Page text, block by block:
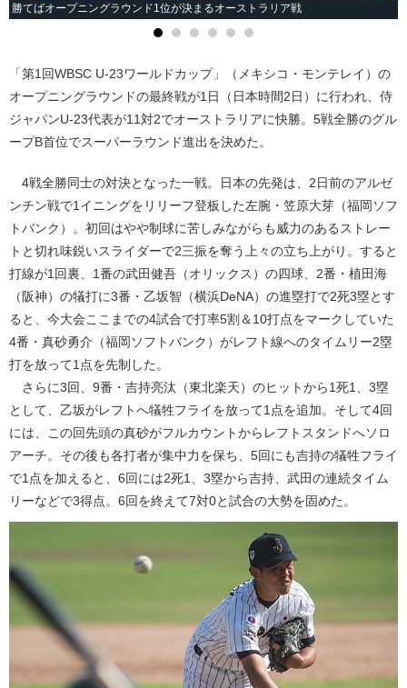
勝てばオープニングラウンド1位が決まるオーストラリア戦
「第1回WBSC U-23ワールドカップ」（メキシコ・モンテレイ）の
オープニングラウンドの最終戦が1日（日本時間2日）に行われ、侍
ジャパンU-23代表が11対2でオーストラリアに快勝。5戦全勝のグル
ープB首位でスーパーラウンド進出を決めた。
4戦全勝同士の対決となった一戦。日本の先発は、2日前のアルゼ
ンチン戦で1イニングをリリーフ登板した左腕・笠原大芽（福岡ソフ
トバンク）。初回はやや制球に苦しみながらも威力のあるストレー
トと切れ味鋭いスライダーで2三振を奪う上々の立ち上がり。すると
打線が1回裏、1番の武田健吾（オリックス）の四球、2番・植田海
（阪神）の犠打に3番・乙坂智（横浜DeNA）の進塁打で2死3塁とす
ると、今大会ここまでの4試合で打率5割＆10打点をマークしていた
4番・真砂勇介（福岡ソフトバンク）がレフト線へのタイムリー2塁
打を放って1点を先制した。
さらに3回、9番・吉持亮汰（東北楽天）のヒットから1死1、3塁
として、乙坂がレフトへ犠牲フライを放って1点を追加。そして4回
には、この回先頭の真砂がフルカウントからレフトスタンドへソロ
アーチ。その後も各打者が集中力を保ち、5回にも吉持の犠牲フライ
で1点を加えると、6回には2死1、3塁から吉持、武田の連続タイム
リーなどで3得点。6回を終えて7対0と試合の大勢を固めた。